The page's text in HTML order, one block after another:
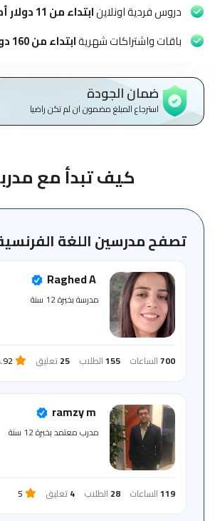
English
من
الشروط
والأحكام
للمنصة
دروس فردية اونلاينابتداء من 11 دولار أمريكي
باقات واشتراكات شهريةابتداء من 160 دولار أمريكي
ضمان الجودة
استرجاع المبلغ مضمون ان لم تكن راضيا
كيف تبدأ مع
تصفح مدرسين اللغة
Raghed A
مدرسة بخبرة 12 سنة
700الساعات 155الطلاب 25تعليق
ramzy m
مدرب معتمد بخبرة 12 سنة
119الساعات 28 الطلاب 4تعليق 5